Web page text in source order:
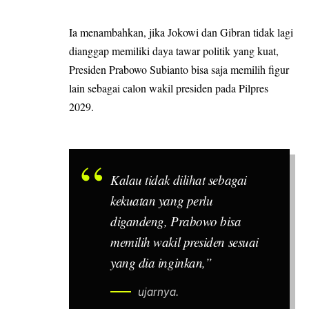
Ia menambahkan, jika Jokowi dan Gibran tidak lagi
dianggap memiliki daya tawar politik yang kuat,
Presiden Prabowo Subianto bisa saja memilih figur
lain sebagai calon wakil presiden pada Pilpres
2029.
Kalau tidak dilihat sebagai
kekuatan yang perlu
digandeng, Prabowo bisa
memilih wakil presiden sesuai
yang dia inginkan,”
ujarnya.